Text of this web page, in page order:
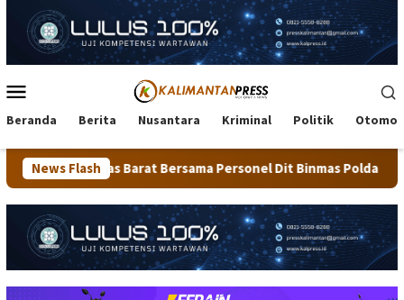
konten
Mobile
Beranda Berita Nusantara Kriminal Politik
News Flash
Bersama Personel Dit Binmas Polda Kaltara Salurkan Beras